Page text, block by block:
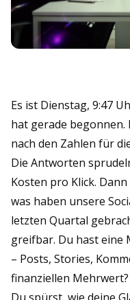
Es ist Dienstag, 9:47
hat gerade
nach den Zahlen für
Die Antworten
Kosten pro Klick.
was haben unsere
letzten Quartal
greifbar. Du hast eine
– Posts, Stories,
finanziellen